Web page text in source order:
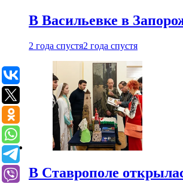
В Васильевке в
2 года спустя2 года спустя
В Ставрополе